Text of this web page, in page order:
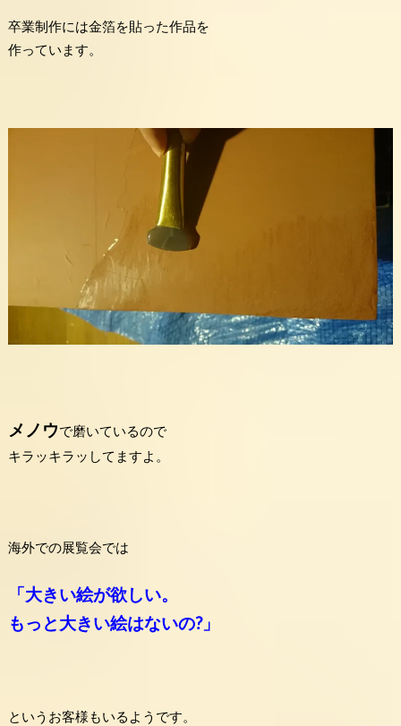
卒業制作には金箔を貼った作品を
作っています。
メノウで磨いているので
キラッキラッしてますよ。
海外での展覧会では
「大きい絵が欲しい。
もっと大きい絵はないの?」
というお客様もいるようです。